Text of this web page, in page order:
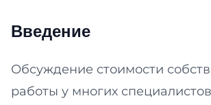
Введение
Обсуждение стоимости
работы у многих специалистов